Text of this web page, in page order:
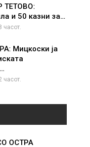
ТЕТОВО:
и 50 казни за…
часот.
Мицкоски ја
часот.
ОСТРА